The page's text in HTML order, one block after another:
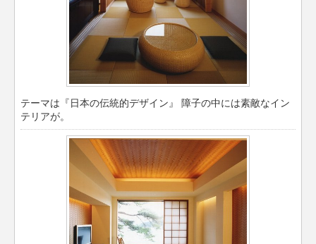
テーマは『日本の伝統的デザイン』 障子の中には素敵なイン
テリアが。